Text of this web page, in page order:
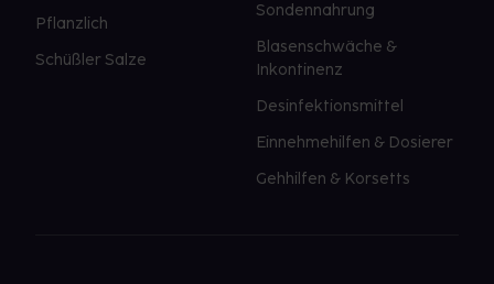
Pflanzlich
Schüßler Salze
Sondennahrung
Blasenschwäche &
Inkontinenz
Desinfektionsmittel
Einnehmehilfen & Dosierer
Gehhilfen & Korsetts